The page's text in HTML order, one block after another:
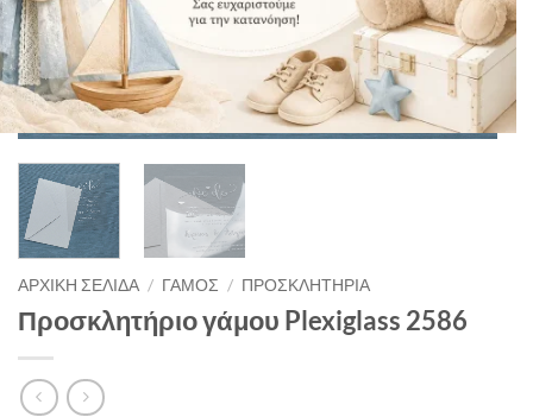
ΑΡΧΙΚΉ ΣΕΛΊΔΑ / ΓΑΜΟΣ / ΠΡΟΣΚΛΗΤΗΡΙΑ
Προσκλητήριο γάμου Plexiglass 2586